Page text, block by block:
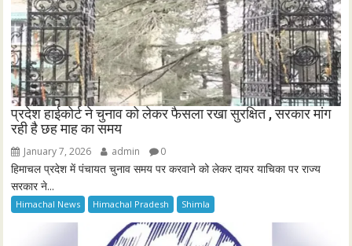
प्रदेश हाईकोर्ट ने चुनाव को लेकर फैसला रखा सुरक्षित , सरकार मांग
रही है छह माह का समय
January 7, 2026 admin 0
हिमाचल प्रदेश में पंचायत चुनाव समय पर करवाने को लेकर दायर याचिका पर राज्य
सरकार ने...
Himachal News Himachal Pradesh Shimla